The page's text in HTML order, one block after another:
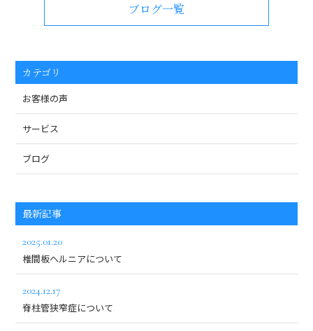
ブログ一覧
カテゴリ
お客様の声
サービス
ブログ
最新記事
2025.01.20
椎間板ヘルニアについて
2024.12.17
脊柱管狭窄症について